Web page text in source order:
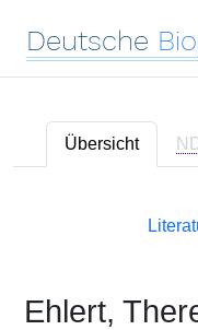
Deutsche
Übersicht
Ehlert,